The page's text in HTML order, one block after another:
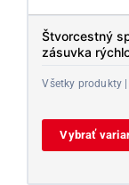
Štvorcestný
zásuvka
Všetky produkty
Vybrať